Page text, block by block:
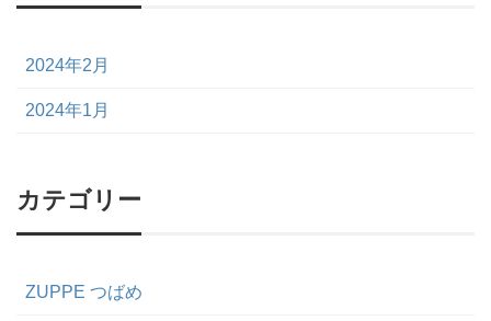
2024年2月
2024年1月
カテゴリー
ZUPPE つばめ